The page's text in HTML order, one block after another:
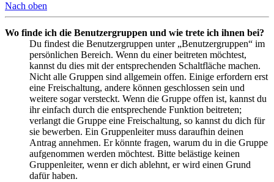
Nach oben
Wo finde ich die Benutzergruppen und wie trete ich ihnen bei?
Du findest die Benutzergruppen unter „Benutzergruppen“ im
persönlichen Bereich. Wenn du einer beitreten möchtest,
kannst du dies mit der entsprechenden Schaltfläche machen.
Nicht alle Gruppen sind allgemein offen. Einige erfordern erst
eine Freischaltung, andere können geschlossen sein und
weitere sogar versteckt. Wenn die Gruppe offen ist, kannst du
ihr einfach durch die entsprechende Funktion beitreten;
verlangt die Gruppe eine Freischaltung, so kannst du dich für
sie bewerben. Ein Gruppenleiter muss daraufhin deinen
Antrag annehmen. Er könnte fragen, warum du in die Gruppe
aufgenommen werden möchtest. Bitte belästige keinen
Gruppenleiter, wenn er dich ablehnt, er wird einen Grund
dafür haben.